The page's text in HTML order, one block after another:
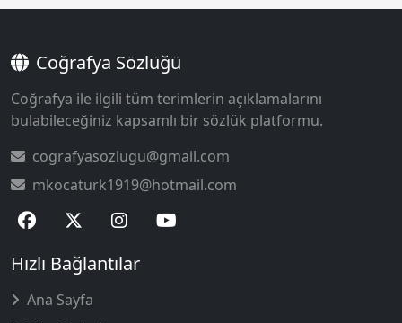
Coğrafya Sözlüğü
Coğrafya ile ilgili tüm terimlerin açıklamalarını
bulabileceğiniz kapsamlı bir sözlük platformu.
cografyasozlugu@gmail.com
mkocaturk1919@hotmail.com
Hızlı Bağlantılar
Ana Sayfa